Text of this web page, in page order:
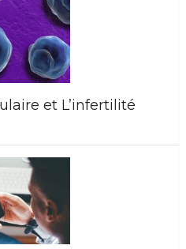
et L’infertilité